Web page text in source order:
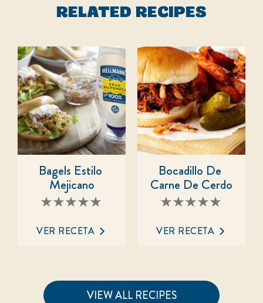
RELATED RECIPES
No
enviado
calificaciones
Bagels Estilo
Mejicano
VER RECETA
No
enviado
calificaciones
Bocadillo De
Carne De Cerdo
VER RECETA
VIEW ALL RECIPES